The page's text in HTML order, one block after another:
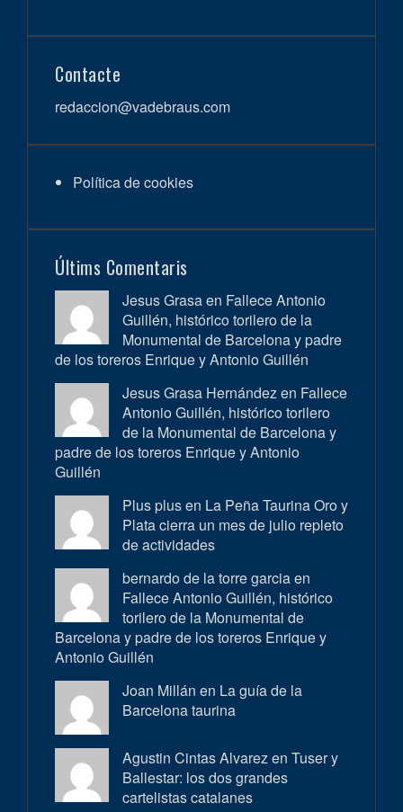
Contacte
redaccion@vadebraus.com
Política de cookies
Últims Comentaris
Jesus Grasa en Fallece Antonio
Guillén, histórico torilero de la
Monumental de Barcelona y padre
de los toreros Enrique y Antonio Guillén
Jesus Grasa Hernández en Fallece
Antonio Guillén, histórico torilero
de la Monumental de Barcelona y
padre de los toreros Enrique y Antonio
Guillén
Plus plus en La Peña Taurina Oro y
Plata cierra un mes de julio repleto
de actividades
bernardo de la torre garcia en
Fallece Antonio Guillén, histórico
torilero de la Monumental de
Barcelona y padre de los toreros Enrique y
Antonio Guillén
Joan Millán en La guía de la
Barcelona taurina
Agustin Cintas Alvarez en Tuser y
Ballestar: los dos grandes
cartelistas catalanes